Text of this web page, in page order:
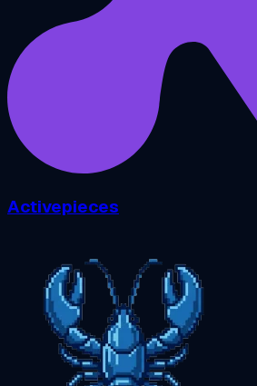
Activepieces